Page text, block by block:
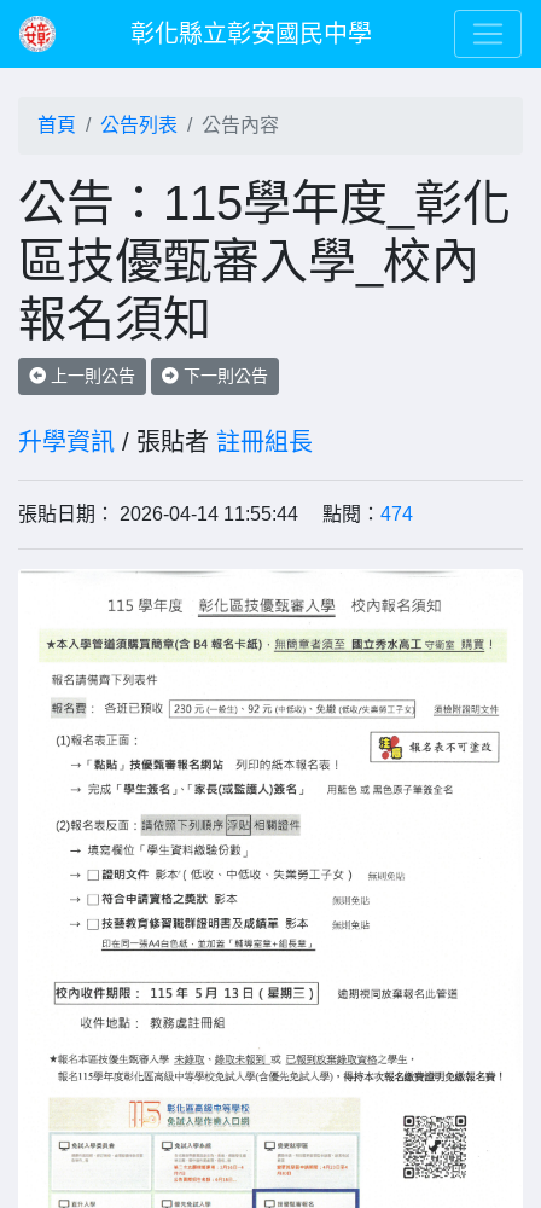
彰化縣立彰安國民中學
首頁 公告列表 公告內容
公告：115學年度_彰化
區技優甄審入學_校內
報名須知
上一則公告 下一則公告
升學資訊 / 張貼者 註冊組長
張貼日期： 2026-04-14 11:55:44 點閱： 474